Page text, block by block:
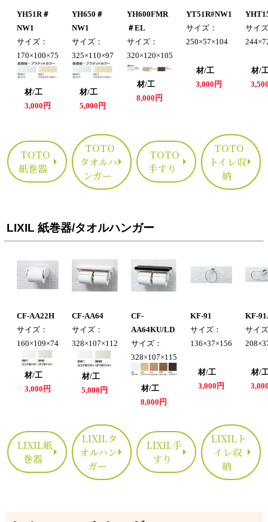
YH51R＃
NW1
サイズ：
170×100×75
材/工
3,000円
YH650＃
NW1
サイズ：
325×110×97
材/工
5,000円
YH600FMR
＃EL
サイズ：
320×120×105
材/工
8,000円
YT51R#NW1
サイズ：
250×57×104
材/工
3,000円
サイ
材/
TOTO
紙巻器
TOTO
タオルハ
ンガー
TOTO
手すり
TOTO
トイレ収
納
LIXIL 紙巻器/タオルハンガー
CF-AA22H
サイズ：
160×109×74
材/工
3,000円
CF-AA64
サイズ：
328×107×112
材/工
5,000円
CF-
AA64KU/LD
サイズ：
328×107×115
材/工
8,000円
KF-91
サイズ：
136×37×156
材/工
3,000円
KF-
サイ
材/
LIXIL紙
巻器
LIXILタ
オルハン
ガー
LIXIL手
すり
LIXILト
イレ収
納